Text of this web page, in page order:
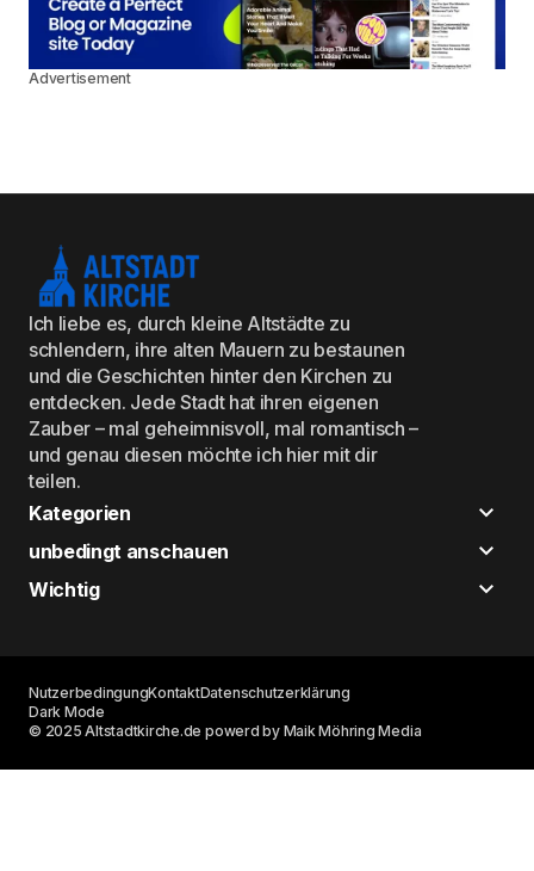
Advertisement
Ich liebe es, durch kleine Altstädte zu
schlendern, ihre alten Mauern zu bestaunen
und die Geschichten hinter den Kirchen zu
entdecken. Jede Stadt hat ihren eigenen
Zauber – mal geheimnisvoll, mal romantisch –
und genau diesen möchte ich hier mit dir
teilen.
Kategorien
unbedingt anschauen
Wichtig
© 2025 Altstadtkirche.de powerd by Maik Möhring Media
NutzerbedingungKontaktDatenschutzerklärung
Dark Mode